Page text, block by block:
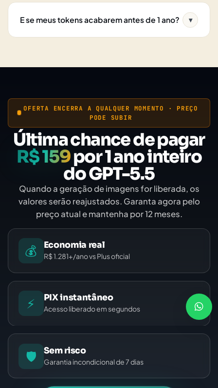
E se meus tokens acabarem antes de 1 ano? ▾
OFERTA ENCERRA A QUALQUER MOMENTO · PREÇO
PODE SUBIR
Última chance de pagar
R$ 159por 1 ano inteiro
do GPT-5.5
Quando a geração de imagens for liberada, os
valores serão reajustados. Garanta agora pelo
preço atual e mantenha por 12 meses.
💰 Economia real
R$ 1.281+/ano vs Plus oficial
⚡ PIX instantâneo
Acesso liberado em segundos
🛡️ Sem risco
Garantia incondicional de 7 dias